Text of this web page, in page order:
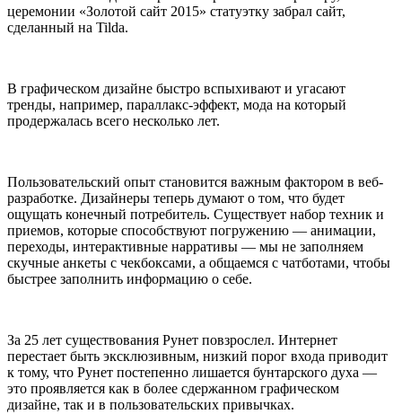
церемонии «Золотой сайт 2015» статуэтку забрал сайт,
сделанный на Tilda.
В графическом дизайне быстро вспыхивают и угасают
тренды, например, параллакс-эффект, мода на который
продержалась всего несколько лет.
Пользовательский опыт становится важным фактором в веб-
разработке. Дизайнеры теперь думают о том, что будет
ощущать конечный потребитель. Существует набор техник и
приемов, которые способствуют погружению — анимации,
переходы, интерактивные нарративы — мы не заполняем
скучные анкеты с чекбоксами, а общаемся с чатботами, чтобы
быстрее заполнить информацию о себе.
За 25 лет существования Рунет повзрослел. Интернет
перестает быть эксклюзивным, низкий порог входа приводит
к тому, что Рунет постепенно лишается бунтарского духа —
это проявляется как в более сдержанном графическом
дизайне, так и в пользовательских привычках.